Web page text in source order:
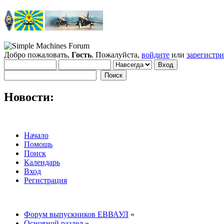
Добро пожаловать, Гость. Пожалуйста, войдите или
Новости:
Начало
Помощь
Поиск
Календарь
Вход
Регистрация
Форум выпускников ЕВВАУЛ »